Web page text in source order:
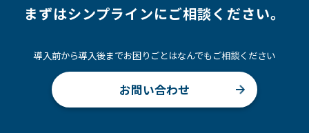
まずはシンプラインにご相談ください。
導入前から導入後までお困りごとはなんでもご相談ください
お問い合わせ